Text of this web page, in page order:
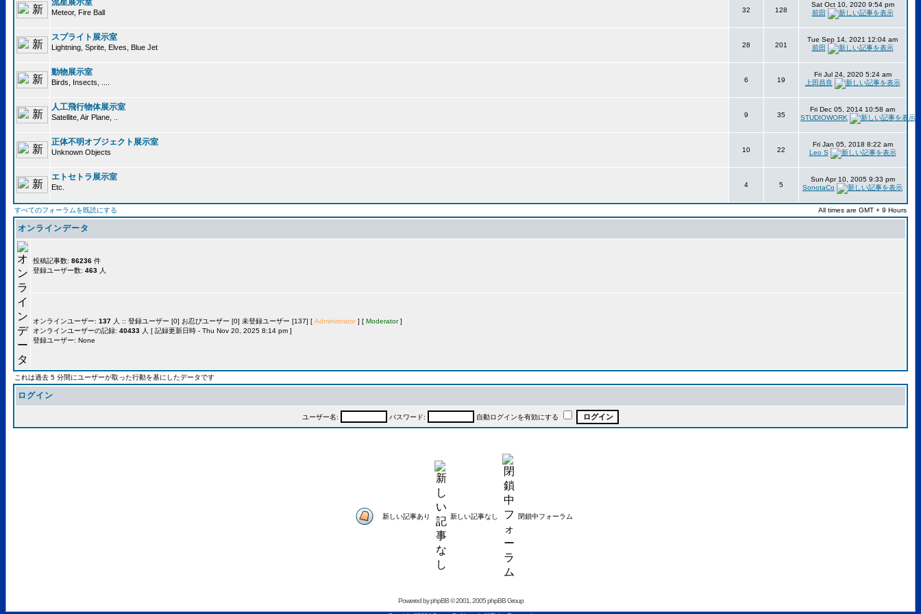
流星展示室
Meteor, Fire Ball 32 128
Sat Oct 10, 2020 9:54 pm
前田
スプライト展示室
Lightning, Sprite, Elves, Blue Jet 28 201
Tue Sep 14, 2021 12:04 am
前田
動物展示室
Birds, Insects, .... 6 19
Fri Jul 24, 2020 5:24 am
上田昌良
人工飛行物体展示室
Satellite, Air Plane, .. 9 35
Fri Dec 05, 2014 10:58 am
STUDIOWORK
正体不明オブジェクト展示室
Unknown Objects 10 22
Fri Jan 05, 2018 8:22 am
Leo S
エトセトラ展示室
Etc. 4 5
Sun Apr 10, 2005 9:33 pm
SonotaCo
すべてのフォーラムを既読にする All times are GMT + 9 Hours
オンラインデータ
投稿記事数: 86236 件
登録ユーザー数: 463 人
オンラインユーザー: 137 人 :: 登録ユーザー [0] お忍びユーザー [0] 未登録ユーザー [137] [ Administrator ] [ Moderator]
オンラインユーザーの記録: 40433 人 [ 記録更新日時 - Thu Nov 20, 2025 8:14 pm ]
登録ユーザー: None
これは過去 5 分間にユーザーが取った行動を基にしたデータです
ログイン
ユーザー名: パスワード: 自動ログインを有効にする
新しい記事あり 新しい記事なし 閉鎖中フォーラム
Powered byphpBB© 2001, 2005 phpBB Group